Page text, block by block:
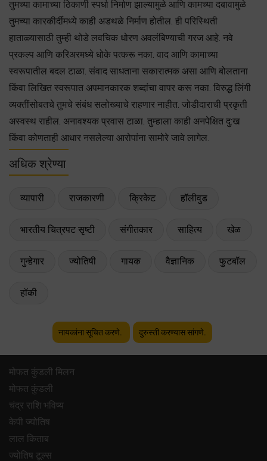
तुमच्या कामाच्या ठिकाणी स्पर्धा निर्माण झाल्यामुळे आणि कामच्या दबावामुळे
तुमच्या कारकीर्दीमध्ये काही अडथळे निर्माण होतील. ही परिस्थिती
हाताळ्यासाठी तुम्ही थोडे लवचिक धोरण अवलंबिण्याची गरज आहे. नवे
प्रकल्प आणि करिअरमध्ये धोके पत्करू नका. वाद आणि कामाच्या
स्वरूपातील बदल टाळा. संवाद साधताना सकारात्मक असा आणि बोलताना
किंवा लिखित स्वरूपात अपमानकारक शब्दांचा वापर करू नका. विरुद्ध लिंगी
व्यक्तींसोबतचे तुमचे संबंध सलोख्याचे राहणार नाहीत. जोडीदाराची प्रकृती
अस्वस्थ राहील. अनावश्यक प्रवास टाळा. तुम्हाला काही अनपेक्षित दु:ख
किंवा कोणताही आधार नसलेल्या आरोपांना सामोरे जावे लागेल.
अधिक श्रेण्या
व्यापारी राजकारणी क्रिकेट हॉलीवुड
भारतीय चित्रपट सृष्टी संगीतकार साहित्य खेळ
गुन्हेगार ज्योतिषी गायक वैज्ञानिक फुटबॉल
हॉकी
नायकांना सूचित करणे. दुरुस्ती करण्यास सांगणे.
मोफत कुंडली मिलन
मोफत कुंडली
चंद्र राशि भविष्य
केपी ज्योतिष
लाल किताब
ज्योतिष टूल्स